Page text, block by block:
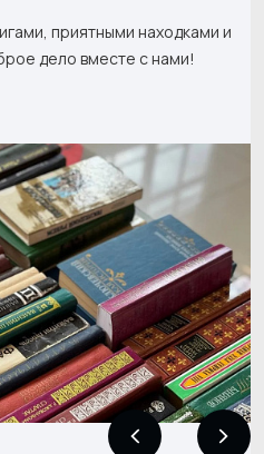
приятными находками и
дело вместе с нами!